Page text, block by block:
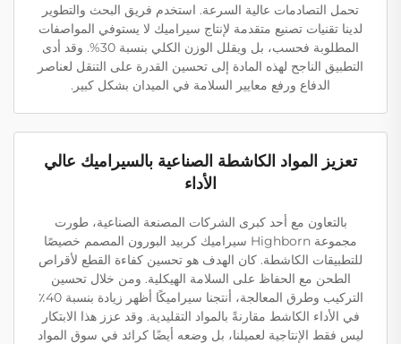
تحمل التصادمات عالية السرعة. استخدم فريق البحث والتطوير
لدينا تقنيات تصنيع متقدمة لإنتاج سيراميك لا يستوفي المواصفات
المطلوبة فحسب، بل ويقلل الوزن الكلي بنسبة 30%. وقد أدى
التطبيق الناجح لهذه المادة إلى تحسين القدرة على التنقل لعناصر
الدفاع ورفع معايير السلامة في الميدان بشكل كبير.
تعزيز المواد الكاشطة الصناعية بالسيراميك عالي
الأداء
بالتعاون مع أحد كبرى الشركات المصنعة الصناعية، طورت
مجموعة Highborn سيراميك كربيد البورون المصمم خصيصًا
للتطبيقات الكاشطة. كان الهدف هو تحسين كفاءة القطع لأقراص
الطحن مع الحفاظ على السلامة الهيكلية. ومن خلال تحسين
التركيب وطرق المعالجة، أنتجنا سيراميكًا أظهر زيادة بنسبة 40٪
في الأداء الكاشط مقارنةً بالمواد التقليدية. وقد عزز هذا الابتكار
ليس فقط الإنتاجية لعميلنا، بل وضعه أيضًا كرائد في سوق المواد